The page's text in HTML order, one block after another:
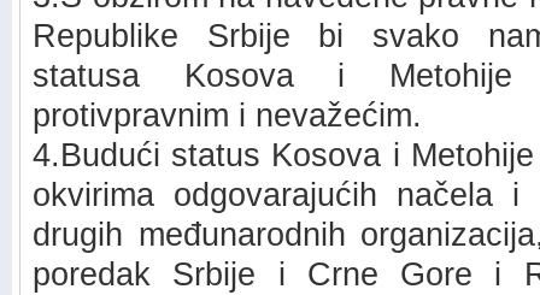
Republike Srbije bi svako
statusa Kosova i Metohije
protivpravnim i nevažećim.
4.Budući status Kosova i
okvirima odgovarajućih načela
drugih međunarodnih
poredak Srbije i Crne Gore i